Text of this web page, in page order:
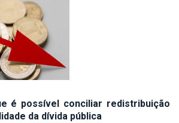
é possível conciliar redistribuição
da dívida pública